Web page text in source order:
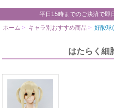
平日15時までのご決済で即
ホーム > キャラ別おすすめ商品 > 好酸球
はたらく細